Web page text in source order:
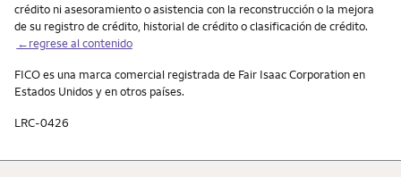
crédito ni asesoramiento o asistencia con la reconstrucción o la mejora
de su registro de crédito, historial de crédito o clasificación de crédito.
←regrese al contenido
FICO es una marca comercial registrada de Fair Isaac Corporation en
Estados Unidos y en otros países.
LRC-0426